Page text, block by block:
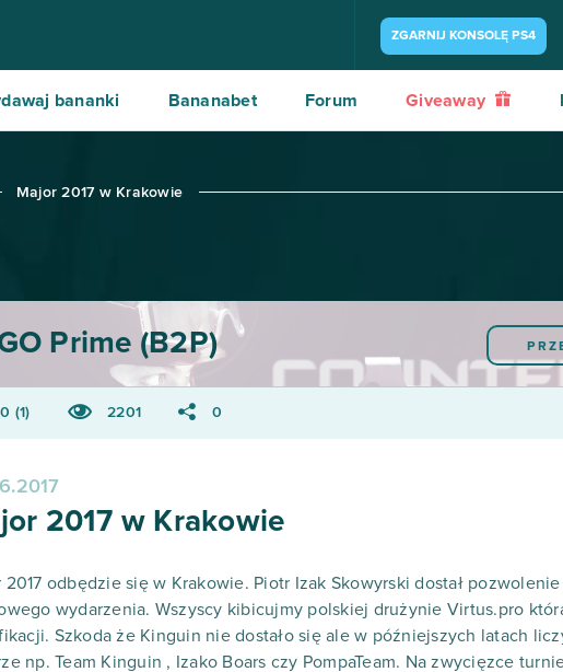
ZGARNIJ KONSOLĘ PS4
bananki Bananabet Forum Giveaway
Major 2017 w Krakowie
Prime (B2P)
1 2201 0
2017 w Krakowie
2017 odbędzie się w Krakowie. Piotr Izak Skowyrski dostał
wydarzenia. Wszyscy kibicujmy polskiej drużynie Virtus.pro
Szkoda że Kinguin nie dostało się ale w późniejszych latach
np. Team Kinguin , Izako Boars czy PompaTeam. Na zwycięzce